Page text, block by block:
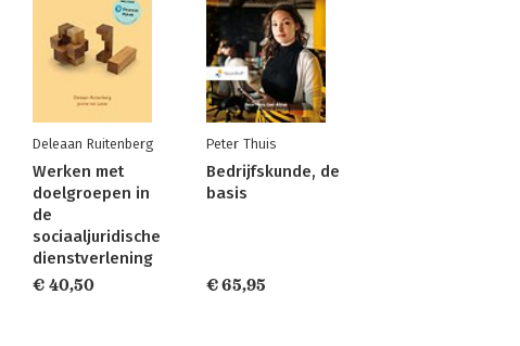
Deleaan Ruitenberg
Werken met
doelgroepen in
de
sociaaljuridische
dienstverlening
€ 40,50
Peter Thuis
Bedrijfskunde, de
basis
€ 65,95